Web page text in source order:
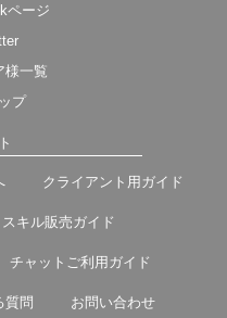
ページ
様一覧
プ
クライアント用ガイド
スキル販売ガイド
チャットご利用ガイド
質問 お問い合わせ